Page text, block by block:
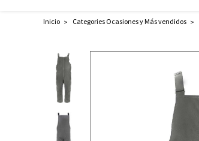
Inicio Categories Ocasiones y Más vendidos